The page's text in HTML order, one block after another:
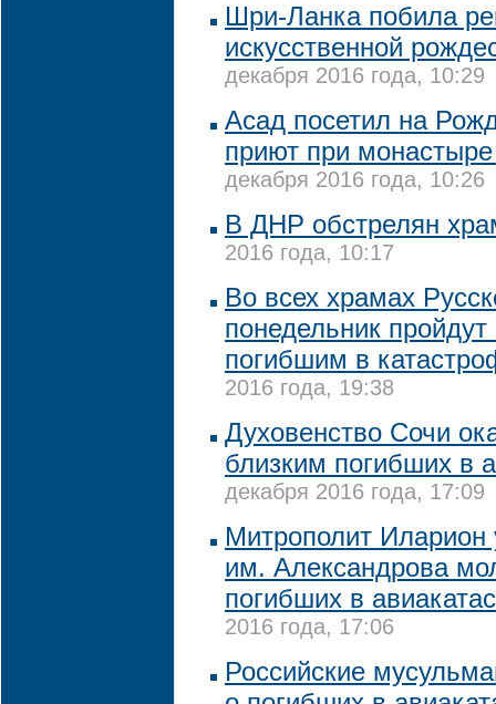
Шри-Ланка побила
искусственной
декабря 2016 года, 10:29
Асад посетил на
приют при
декабря 2016 года, 10:26
В ДНР обстрелян
2016 года, 10:17
Во всех храмах
понедельник
погибшим в
2016 года, 19:38
Духовенство Сочи
близким погибших в
декабря 2016 года, 17:09
Митрополит Иларион
им. Александрова
погибших в
2016 года, 17:06
Российские